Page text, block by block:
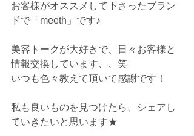
お客様がオススメして下さったブラン
ドで「meeth」です♪
美容トークが大好きで、日々お客様と
情報交換しています、、笑
いつも色々教えて頂いて感謝です！
私も良いものを見つけたら、シェアし
ていきたいと思います★